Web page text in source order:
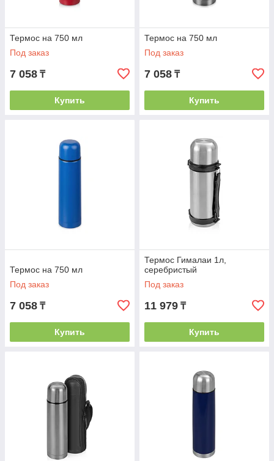
Термос на 750 мл
Под заказ
7 058 ₸
Купить
Термос на 750 мл
Под заказ
7 058 ₸
Купить
Термос на 750 мл
Под заказ
7 058 ₸
Купить
Термос Гималаи 1л,
серебристый
Под заказ
11 979 ₸
Купить